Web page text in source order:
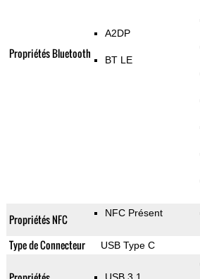
Propriétés Bluetooth
A2DP
BT LE
Propriétés NFC NFC Présent
Type de Connecteur USB Type C